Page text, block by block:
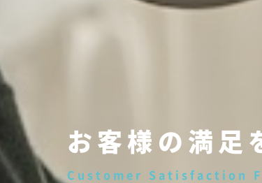
お客様の満足
新車のような
Bringing you a used